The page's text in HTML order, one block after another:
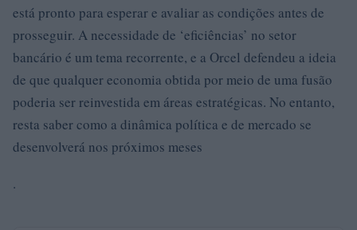
está pronto para esperar e avaliar as condições antes de
prosseguir. A necessidade de ‘eficiências’ no setor
bancário é um tema recorrente, e a Orcel defendeu a ideia
de que qualquer economia obtida por meio de uma fusão
poderia ser reinvestida em áreas estratégicas. No entanto,
resta saber como a dinâmica política e de mercado se
desenvolverá nos próximos meses
.